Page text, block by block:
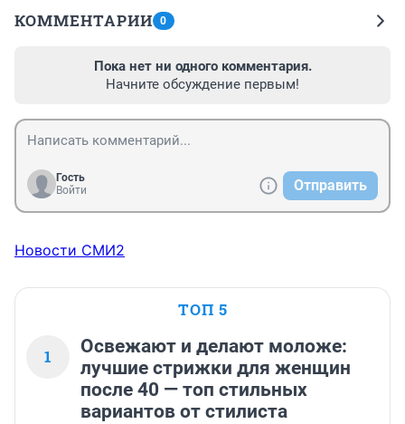
КОММЕНТАРИИ 0
Пока нет ни одного комментария.
Начните обсуждение первым!
Гость
Войти
Отправить
Новости СМИ2
ТОП 5
1
Освежают и делают моложе:
лучшие стрижки для женщин
после 40 — топ стильных
вариантов от стилиста